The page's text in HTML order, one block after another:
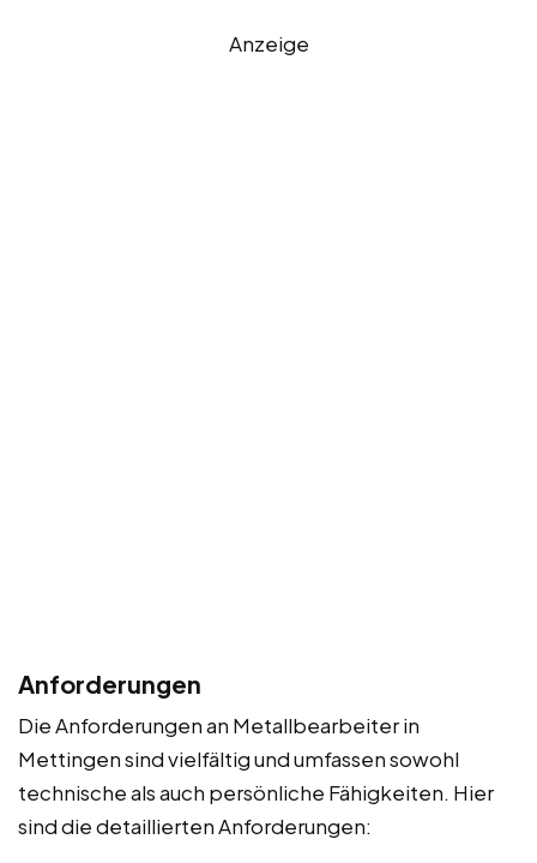
Anzeige
Anforderungen
Die Anforderungen an Metallbearbeiter in
Mettingen sind vielfältig und umfassen sowohl
technische als auch persönliche Fähigkeiten. Hier
sind die detaillierten Anforderungen: